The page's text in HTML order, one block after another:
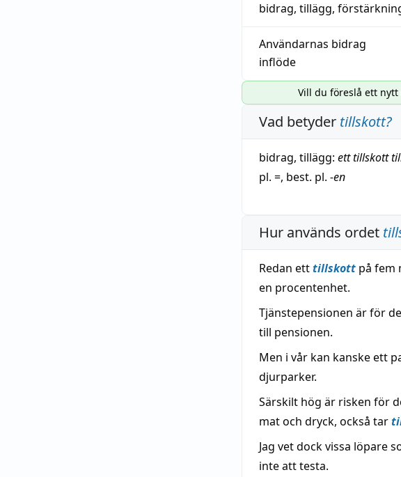
bidrag, tillägg,
Användarnas bidrag
inflöde
Vill du föreslå ett
Vad betyder tillskott?
bidrag, tillägg: ett tillskott
pl. =, best. pl. -en
Hur används ordet
Redan etttillskott på fem
en procentenhet.
Tjänstepensionen är för
till pensionen.
Men i vår kan kanske ett
djurparker.
Särskilt hög är risken för
mat och dryck, också tar
Jag vet dock vissa löpare
inte att testa.